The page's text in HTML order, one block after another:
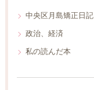
中央区月島矯正日記
政治、経済
私の読んだ本